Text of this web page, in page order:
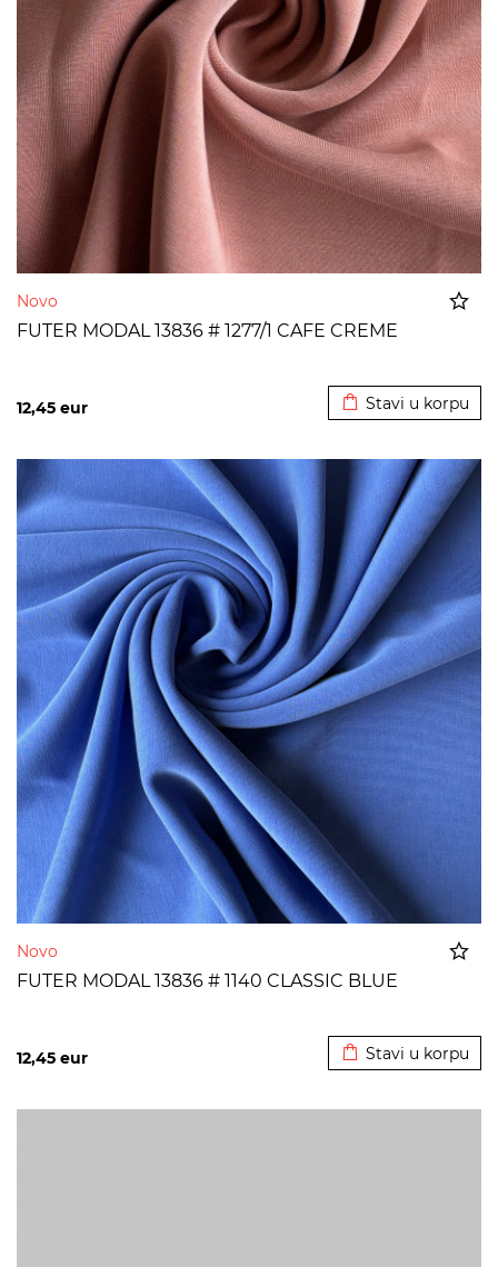
Novo
FUTER MODAL 13836 # 1277/1 CAFE CREME
12,45 eur Stavi u korpu
Novo
FUTER MODAL 13836 # 1140 CLASSIC BLUE
12,45 eur Stavi u korpu